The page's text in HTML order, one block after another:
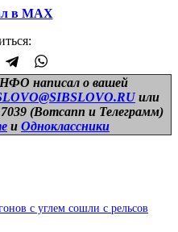
в МАХ
написал о вашей
или
(Вотсапп и Телеграмм)
и Одноклассники
с углем сошли с рельсов